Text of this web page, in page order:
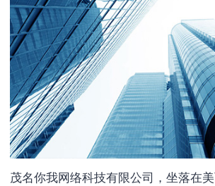
茂名你我网络科技有限公司，坐落在